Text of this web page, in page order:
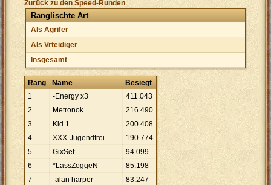
Zurück zu den Speed-Runden
Ranglischte Art
Als Agrifer
Als Vrteidiger
Insgesamt
Rang Name
Besiegt
1
-Energy x3 411.043
2
Metronok 216.490
3
Kid 1 200.408
4
XXX-Jugendfrei 190.774
5
GixSef 94.099
6
*LassZoggeN 85.198
7
-alan harper 83.247